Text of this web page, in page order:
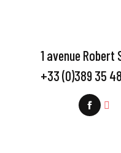
1 avenue Robert
+33 (0)389 35